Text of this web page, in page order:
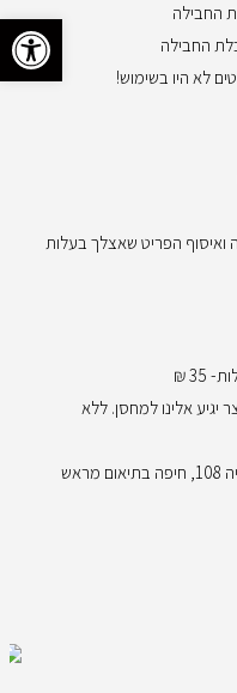
החבילה
החבילה
לא היו בשימוש!
ואיסוף הפריט שאצלך בעלות
₪
אלינו למחסן. ללא
החזרת חבילה לסטודיו שלנו- שדרות מוריה 108, חיפה בתיאום מראש
פתח